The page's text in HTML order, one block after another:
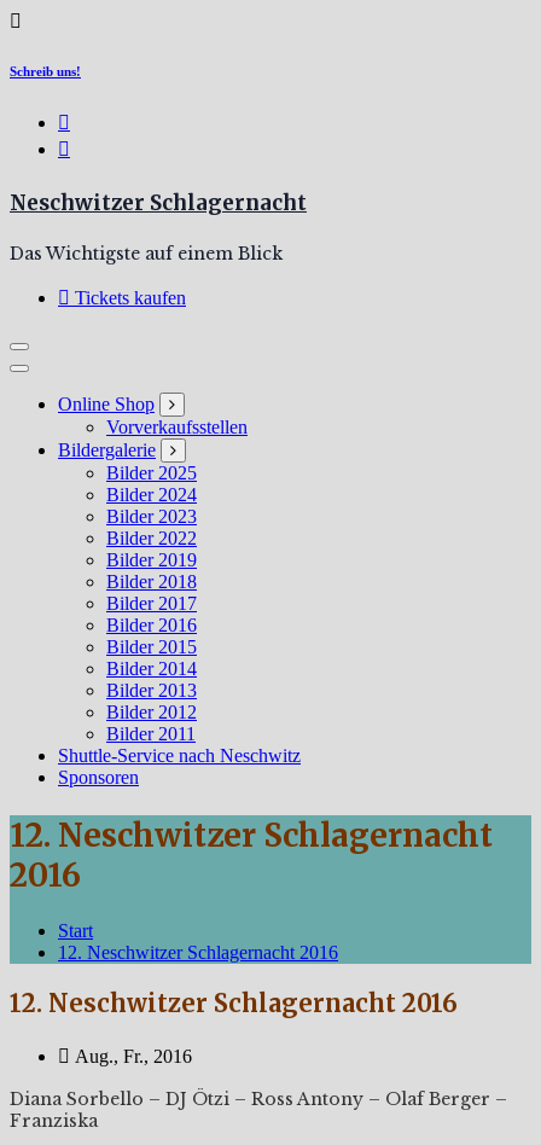
Schreib uns!
Neschwitzer Schlagernacht
Das Wichtigste auf einem Blick
Tickets kaufen
Online Shop
Vorverkaufsstellen
Bildergalerie
Bilder 2025
Bilder 2024
Bilder 2023
Bilder 2022
Bilder 2019
Bilder 2018
Bilder 2017
Bilder 2016
Bilder 2015
Bilder 2014
Bilder 2013
Bilder 2012
Bilder 2011
Shuttle-Service nach Neschwitz
Sponsoren
12. Neschwitzer Schlagernacht
2016
Start
12. Neschwitzer Schlagernacht 2016
12. Neschwitzer Schlagernacht 2016
Aug., Fr., 2016
Diana Sorbello – DJ Ötzi – Ross Antony – Olaf Berger –
Franziska